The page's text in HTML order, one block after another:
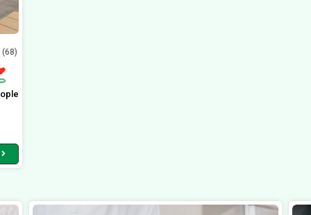
(68)